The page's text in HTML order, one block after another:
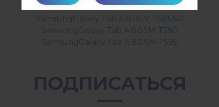
SamsungGalaxy Tab A 8.0SM-T387V
SamsungGalaxy Tab A 8.0SM-T585N0
SamsungGalaxy Tab A 8.0SM-T590
SamsungGalaxy Tab A 8.0SM-T595
ПОДПИСАТЬСЯ